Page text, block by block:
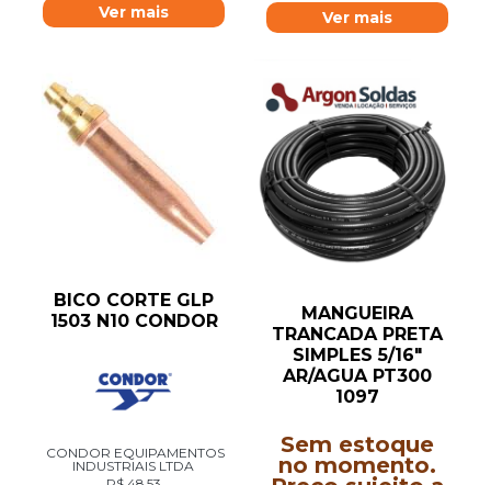
Ver mais Ver mais
BICO CORTE GLP
1503 N10 CONDOR
CONDOR EQUIPAMENTOS
INDUSTRIAIS LTDA
MANGUEIRA
TRANCADA PRETA
SIMPLES 5/16″
AR/AGUA PT300
1097
Sem estoque
no momento.